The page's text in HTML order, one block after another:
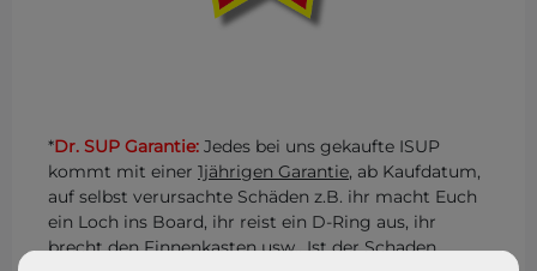
*Dr. SUP Garantie: Jedes bei uns gekaufte ISUP
kommt mit einer 1jährigen Garantie, ab Kaufdatum,
auf selbst verursachte Schäden z.B. ihr macht Euch
ein Loch ins Board, ihr reist ein D-Ring aus, ihr
brecht den Finnenkasten usw.. Ist der Schaden